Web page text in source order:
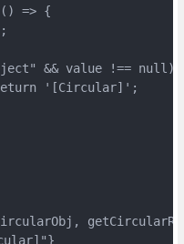
() => {
&& value !== null)
'[Circular]';